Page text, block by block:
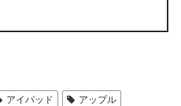
アイパッド
アップル